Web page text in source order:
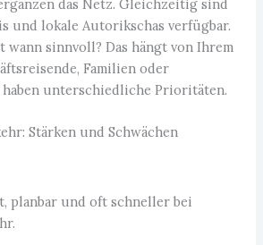
das Netz. Gleichzeitig sind
und lokale Autorikschas verfügbar.
wann sinnvoll? Das hängt von Ihrem
Familien oder
unterschiedliche Prioritäten.
Stärken und Schwächen
planbar und oft schneller bei